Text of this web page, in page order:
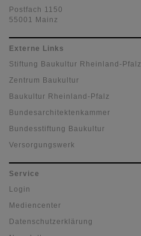
Postfach 1150
55001 Mainz
Externe Links
Stiftung Baukultur Rheinland-Pfalz
Zentrum Baukultur
Baukultur Rheinland-Pfalz
Bundesarchitektenkammer
Bundesstiftung Baukultur
Versorgungswerk
Service
Login
Mediencenter
Datenschutzerklärung